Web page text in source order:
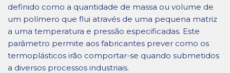
definido como a quantidade de massa ou volume de
um polímero que flui através de uma pequena matriz
a uma temperatura e pressão especificadas. Este
parâmetro permite aos fabricantes prever como os
termoplásticos irão comportar-se quando submetidos
a diversos processos industriais.